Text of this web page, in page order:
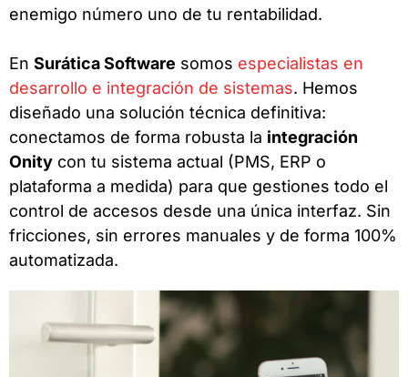
enemigo número uno de tu rentabilidad.
En Surática Software somos especialistas en
desarrollo e integración de sistemas. Hemos
diseñado una solución técnica definitiva:
conectamos de forma robusta la integración
Onity con tu sistema actual (PMS, ERP o
plataforma a medida) para que gestiones todo el
control de accesos desde una única interfaz. Sin
fricciones, sin errores manuales y de forma 100%
automatizada.